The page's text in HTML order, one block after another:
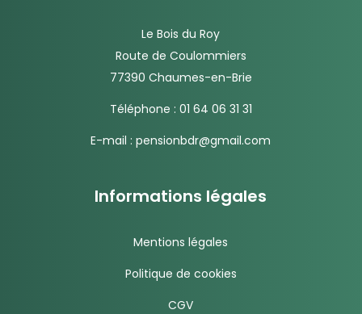
Le Bois du Roy
Route de Coulommiers
77390 Chaumes-en-Brie
Téléphone : 01 64 06 31 31
E-mail :pensionbdr@gmail.com
Informations légales
Mentions légales
Politique de cookies
CGV